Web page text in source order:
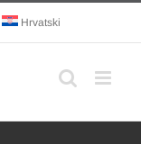
Hrvatski